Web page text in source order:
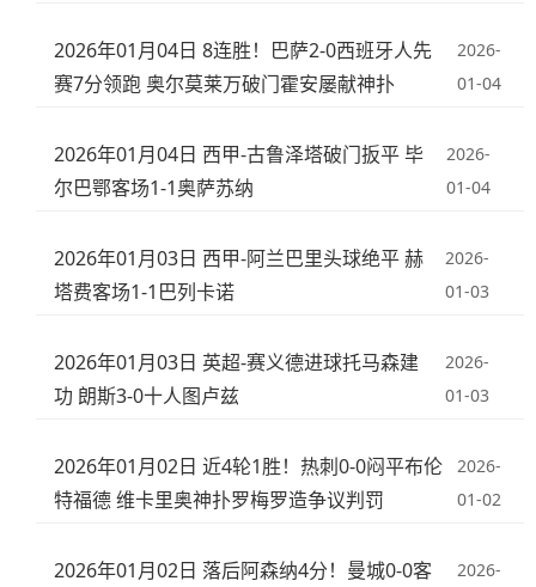
2026年01月04日 8连胜！巴萨2-0西班牙人先
赛7分领跑 奥尔莫莱万破门霍安屡献神扑
2026-
01-04
2026年01月04日 西甲-古鲁泽塔破门扳平 毕
尔巴鄂客场1-1奥萨苏纳
2026-
01-04
2026年01月03日 西甲-阿兰巴里头球绝平 赫
塔费客场1-1巴列卡诺
2026-
01-03
2026年01月03日 英超-赛义德进球托马森建
功 朗斯3-0十人图卢兹
2026-
01-03
2026年01月02日 近4轮1胜！热刺0-0闷平布伦
特福德 维卡里奥神扑罗梅罗造争议判罚
2026-
01-02
2026年01月02日 落后阿森纳4分！曼城0-0客
2026-